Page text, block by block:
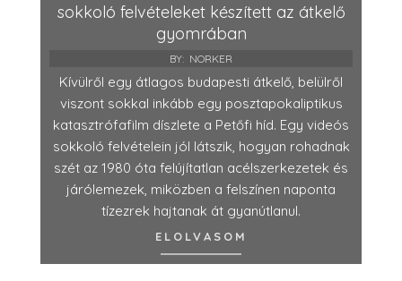
sokkoló felvételeket készített az átkelő
gyomrában
BY: NORKER
Kívülről egy átlagos budapesti átkelő, belülről
viszont sokkal inkább egy posztapokaliptikus
katasztrófafilm díszlete a Petőfi híd. Egy videós
sokkoló felvételein jól látszik, hogyan rohadnak
szét az 1980 óta felújítatlan acélszerkezetek és
járólemezek, miközben a felszínen naponta
tízezrek hajtanak át gyanútlanul.
ELOLVASOM